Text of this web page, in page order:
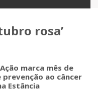
rosa’
marca mês de
prevenção ao câncer
Estância